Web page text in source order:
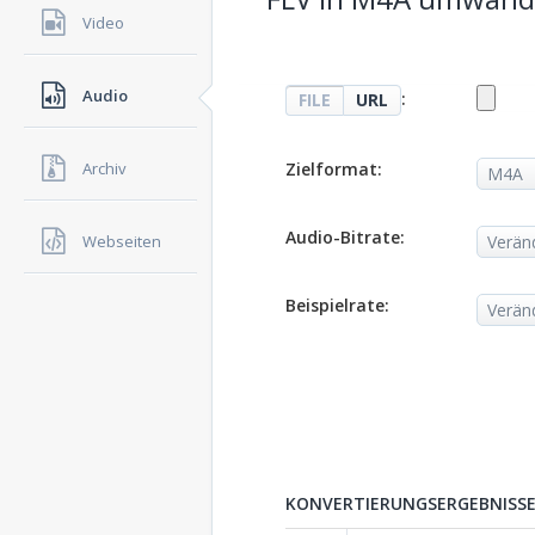
Video
Audio
Archiv
Webseiten
FILE URL :
Zielformat:
Audio-Bitrate:
Beispielrate: